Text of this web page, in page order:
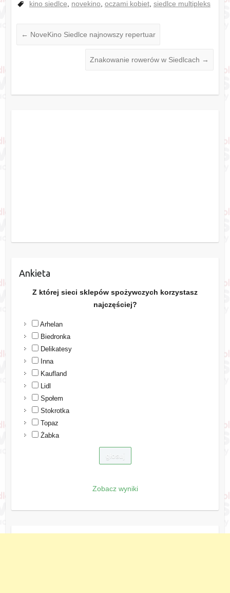
kino siedlce, novekino, oczami kobiet, siedlce multipleks
← NoveKino Siedlce najnowszy repertuar
Znakowanie rowerów w Siedlcach →
Ankieta
Z której sieci sklepów spożywczych korzystasz
najczęściej?
Arhelan
Biedronka
Delikatesy
Inna
Kaufland
Lidl
Społem
Stokrotka
Topaz
Żabka
Zobacz wyniki